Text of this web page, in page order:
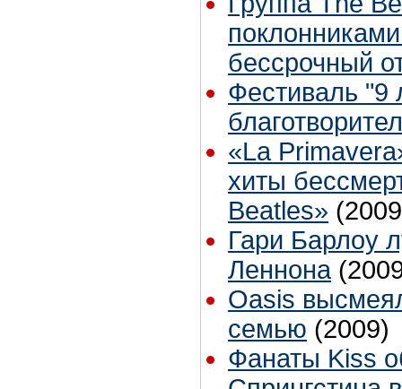
бессрочный
Фестиваль "9
«La
хиты
Beatles»
Гари Барлоу
Леннона
Oasis
семью (2009)
Фанаты Kiss